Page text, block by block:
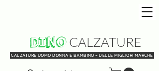
DINO
CALZATURE UOMO DONNA E BAMBINO - DELLE MIGLIORI MARCHE
CALZATURE